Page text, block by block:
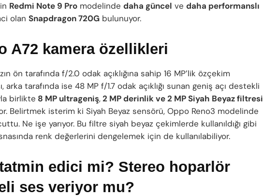
Redmi Note 9 Pro modelinde daha güncel ve daha performanslı
olan Snapdragon 720G bulunuyor.
A72 kamera özellikleri
ön tarafında f/2.0 odak açıklığına sahip 16 MP’lik özçekim
arka tarafında ise 48 MP f/1.7 odak açıklığı sunan geniş açı destekli
birlikte 8 MP ultrageniş,2 MP derinlik ve 2 MP Siyah Beyaz filtresi
Belirtmek isterim ki Siyah Beyaz sensörü, Oppo Reno3 modelinde
Ne işe yarıyor. Bu filtre siyah beyaz çekimlerde kullanıldığı gibi
renk değerlerini dengelemek için de kullanılabiliyor.
edici mi? Stereo hoparlör
ses veriyor mu?